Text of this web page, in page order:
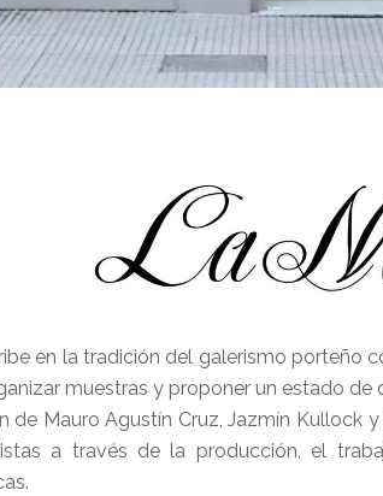
en la tradición del galerismo porteño
muestras y proponer un estado
de Mauro Agustín Cruz, Jazmín Kullock
a través de la producción, el